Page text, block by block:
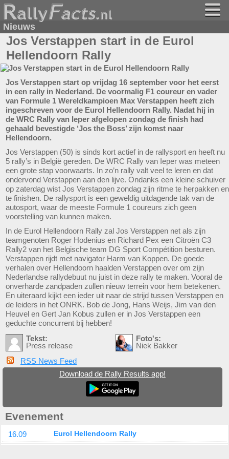
Nieuws
Jos Verstappen start in de Eurol
Hellendoorn Rally
Jos Verstappen start op vrijdag 16 september voor het eerst
in een rally in Nederland. De voormalig F1 coureur en vader
van Formule 1 Wereldkampioen Max Verstappen heeft zich
ingeschreven voor de Eurol Hellendoorn Rally. Nadat hij in
de WRC Rally van Ieper afgelopen zondag de finish had
gehaald bevestigde ‘Jos the Boss’ zijn komst naar
Hellendoorn.
Jos Verstappen (50) is sinds kort actief in de rallysport en heeft nu
5 rally’s in België gereden. De WRC Rally van Ieper was meteen
een grote stap voorwaarts. In zo’n rally valt veel te leren en dat
ondervond Verstappen aan den lijve. Ondanks een kleine schuiver
op zaterdag wist Jos Verstappen zondag zijn ritme te herpakken en
te finishen. De rallysport is een geweldig uitdagende tak van de
autosport, waar de meeste Formule 1 coureurs zich geen
voorstelling van kunnen maken.
In de Eurol Hellendoorn Rally zal Jos Verstappen net als zijn
teamgenoten Roger Hodenius en Richard Pex een Citroën C3
Rally2 van het Belgische team DG Sport Compétition besturen.
Verstappen rijdt met navigator Harm van Koppen. De goede
verhalen over Hellendoorn haalden Verstappen over om zijn
Nederlandse rallydebuut nu juist in deze rally te maken. Vooral de
onverharde zandpaden zullen nieuw terrein voor hem betekenen.
En uiteraard kijkt een ieder uit naar de strijd tussen Verstappen en
de leiders in het ONRK. Bob de Jong, Hans Weijs, Jim van den
Heuvel en Gert Jan Kobus zullen er in Jos Verstappen een
geduchte concurrent bij hebben!
Tekst:
Press release
Foto's:
Niek Bakker
RSS News Feed
Download de Rally Results app!
Evenement
16.09 Eurol Hellendoorn Rally